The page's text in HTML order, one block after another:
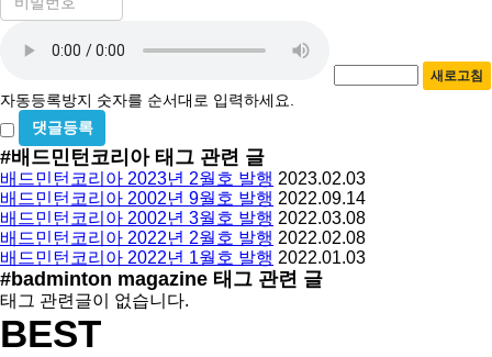
수
밀
수
록
방
지
새로고침
자동등록방지 숫자를 순서대로 입력하세요.
비
밀
글
사
용
#배드민턴코리아태그 관련 글
배드민턴코리아 2023년 2월호 발행 2023.02.03
배드민턴코리아 2002년 9월호 발행 2022.09.14
배드민턴코리아 2002년 3월호 발행 2022.03.08
배드민턴코리아 2022년 2월호 발행 2022.02.08
배드민턴코리아 2022년 1월호 발행 2022.01.03
#badminton magazine 태그 관련 글
태그 관련글이 없습니다.
BEST